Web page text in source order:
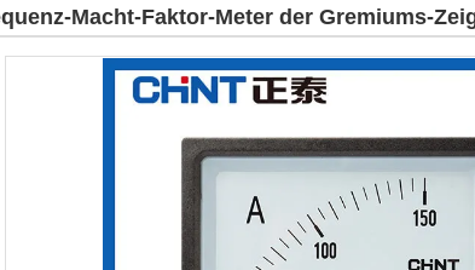
Macht-Faktor-Meter der Gremiums-